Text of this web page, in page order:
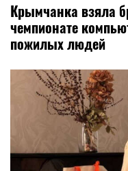
Крымчанка взяла
чемпионате
пожилых людей